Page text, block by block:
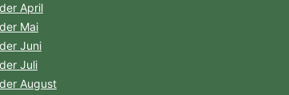
April
Mai
Juni
Juli
August